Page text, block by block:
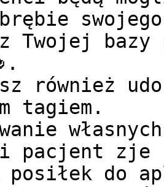
Twojej
tagiem.
posiłek do